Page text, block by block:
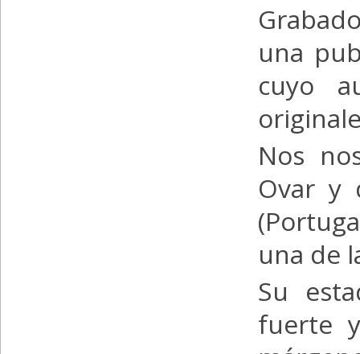
una
cuyo
Nos
Ovar y
una de
Su
fuerte